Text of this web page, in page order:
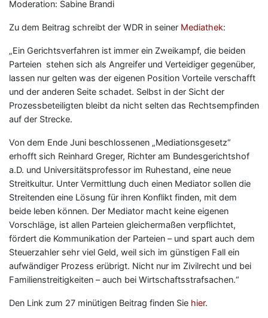
Moderation: Sabine Brandi
Zu dem Beitrag schreibt der WDR in seiner Mediathek:
„Ein Gerichtsverfahren ist immer ein Zweikampf, die beiden
Parteien stehen sich als Angreifer und Verteidiger gegenüber,
lassen nur gelten was der eigenen Position Vorteile verschafft
und der anderen Seite schadet. Selbst in der Sicht der
Prozessbeteiligten bleibt da nicht selten das Rechtsempfinden
auf der Strecke.
Von dem Ende Juni beschlossenen „Mediationsgesetz“
erhofft sich Reinhard Greger, Richter am Bundesgerichtshof
a.D. und Universitätsprofessor im Ruhestand, eine neue
Streitkultur. Unter Vermittlung duch einen Mediator sollen die
Streitenden eine Lösung für ihren Konflikt finden, mit dem
beide leben können. Der Mediator macht keine eigenen
Vorschläge, ist allen Parteien gleichermaßen verpflichtet,
fördert die Kommunikation der Parteien – und spart auch dem
Steuerzahler sehr viel Geld, weil sich im günstigen Fall ein
aufwändiger Prozess erübrigt. Nicht nur im Zivilrecht und bei
Familienstreitigkeiten – auch bei Wirtschaftsstrafsachen.“
Den Link zum 27 minütigen Beitrag finden Sie hier.